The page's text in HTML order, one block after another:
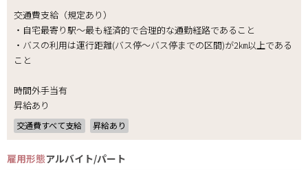
交通費支給（規定あり）
・自宅最寄り駅～最も経済的で合理的な通勤経路であること
・バスの利用は運行距離(バス停～バス停までの区間)が2㎞以上である
こと
時間外手当有
昇給あり
交通費すべて支給 昇給あり
雇用形態アルバイト/パート